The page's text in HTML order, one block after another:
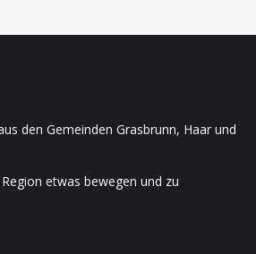
den Gemeinden Grasbrunn, Haar und
etwas bewegen und zu